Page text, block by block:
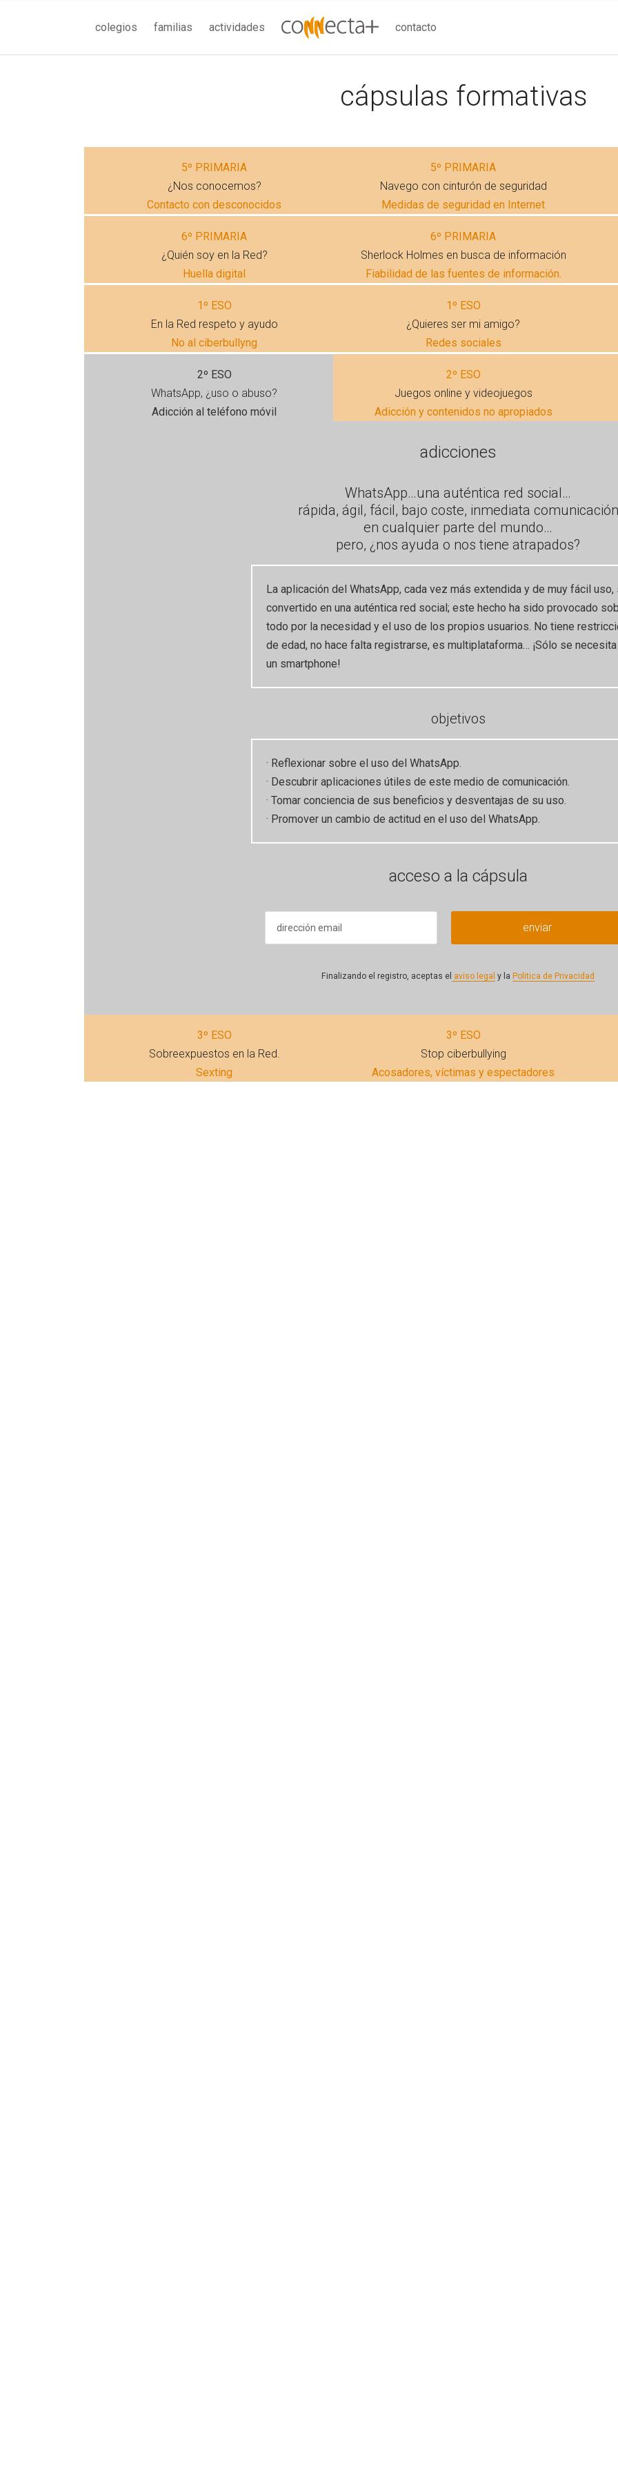
colegios familias actividades contacto
cápsulas formativas
5º PRIMARIA
¿Nos conocemos?
Contacto con desconocidos
5º PRIMARIA
Navego con cinturón de seguridad
Medidas de seguridad en Internet
6º PRIMARIA
¿Quién soy en la Red?
Huella digital
6º PRIMARIA
Sherlock Holmes en busca de información
Fiabilidad de las fuentes de información.
1º ESO
En la Red respeto y ayudo
No al ciberbullyng
1º ESO
¿Quieres ser mi amigo?
Redes sociales
2º ESO
WhatsApp, ¿uso o abuso?
Adicción al teléfono móvil
2º ESO
Juegos online y videojuegos
Adicción y contenidos no apropiados
adicciones
WhatsApp…una auténtica red social…
rápida, ágil, fácil, bajo coste, inmediata comunicación
en cualquier parte del mundo…
pero, ¿nos ayuda o nos tiene atrapados?
La aplicación del WhatsApp, cada vez más extendida y de muy fácil uso,
convertido en una auténtica red social; este hecho ha sido provocado
todo por la necesidad y el uso de los propios usuarios. No tiene
de edad, no hace falta registrarse, es multiplataforma… ¡Sólo se
un smartphone!
objetivos
· Reflexionar sobre el uso del WhatsApp.
· Descubrir aplicaciones útiles de este medio de comunicación.
· Tomar conciencia de sus beneficios y desventajas de su uso.
· Promover un cambio de actitud en el uso del WhatsApp.
acceso a la cápsula
Finalizando el registro, aceptas el aviso legal y la Politica de Privacidad
3º ESO
Sobreexpuestos en la Red.
Sexting
3º ESO
Stop ciberbullying
Acosadores, víctimas y espectadores